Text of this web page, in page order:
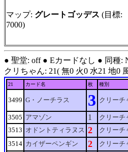
マップ: グレートゴッデス (目標:
7000)
● 聖堂: off ● Eカードなし ● 同種:
クリちゃん: 21( 無0 火0 水21 地0
21 カード名 枚 種別
3499 G・ノーチラス 3 クリーチ
3505 アマゾン 1 クリーチ
3513 オドントティラヌス 2 クリーチ
3514 カイザーペンギン 2 クリーチ